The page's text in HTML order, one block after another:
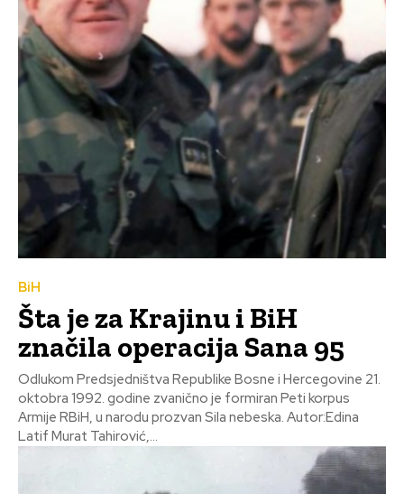
BiH
Šta je za Krajinu i BiH
značila operacija Sana 95
Odlukom Predsjedništva Republike Bosne i Hercegovine 21.
oktobra 1992. godine zvanično je formiran Peti korpus
Armije RBiH, u narodu prozvan Sila nebeska. Autor:Edina
Latif Murat Tahirović,...